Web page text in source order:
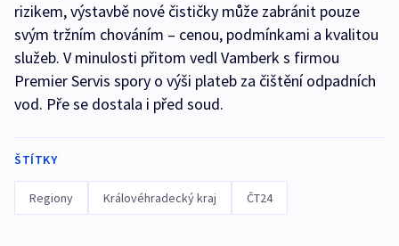
rizikem, výstavbě nové čističky může zabránit pouze
svým tržním chováním – cenou, podmínkami a kvalitou
služeb. V minulosti přitom vedl Vamberk s firmou
Premier Servis spory o výši plateb za čištění odpadních
vod. Pře se dostala i před soud.
ŠTÍTKY
Regiony Královéhradecký kraj ČT24